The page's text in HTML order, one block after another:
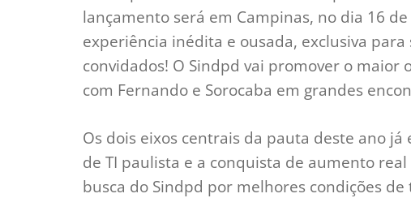
lançamento será em Campinas, no dia 16
experiência inédita e ousada, exclusiva
convidados! O Sindpd vai promover o maior
com Fernando e Sorocaba em grandes
Os dois eixos centrais da pauta deste ano
de TI paulista e a conquista de aumento
busca do Sindpd por melhores condições